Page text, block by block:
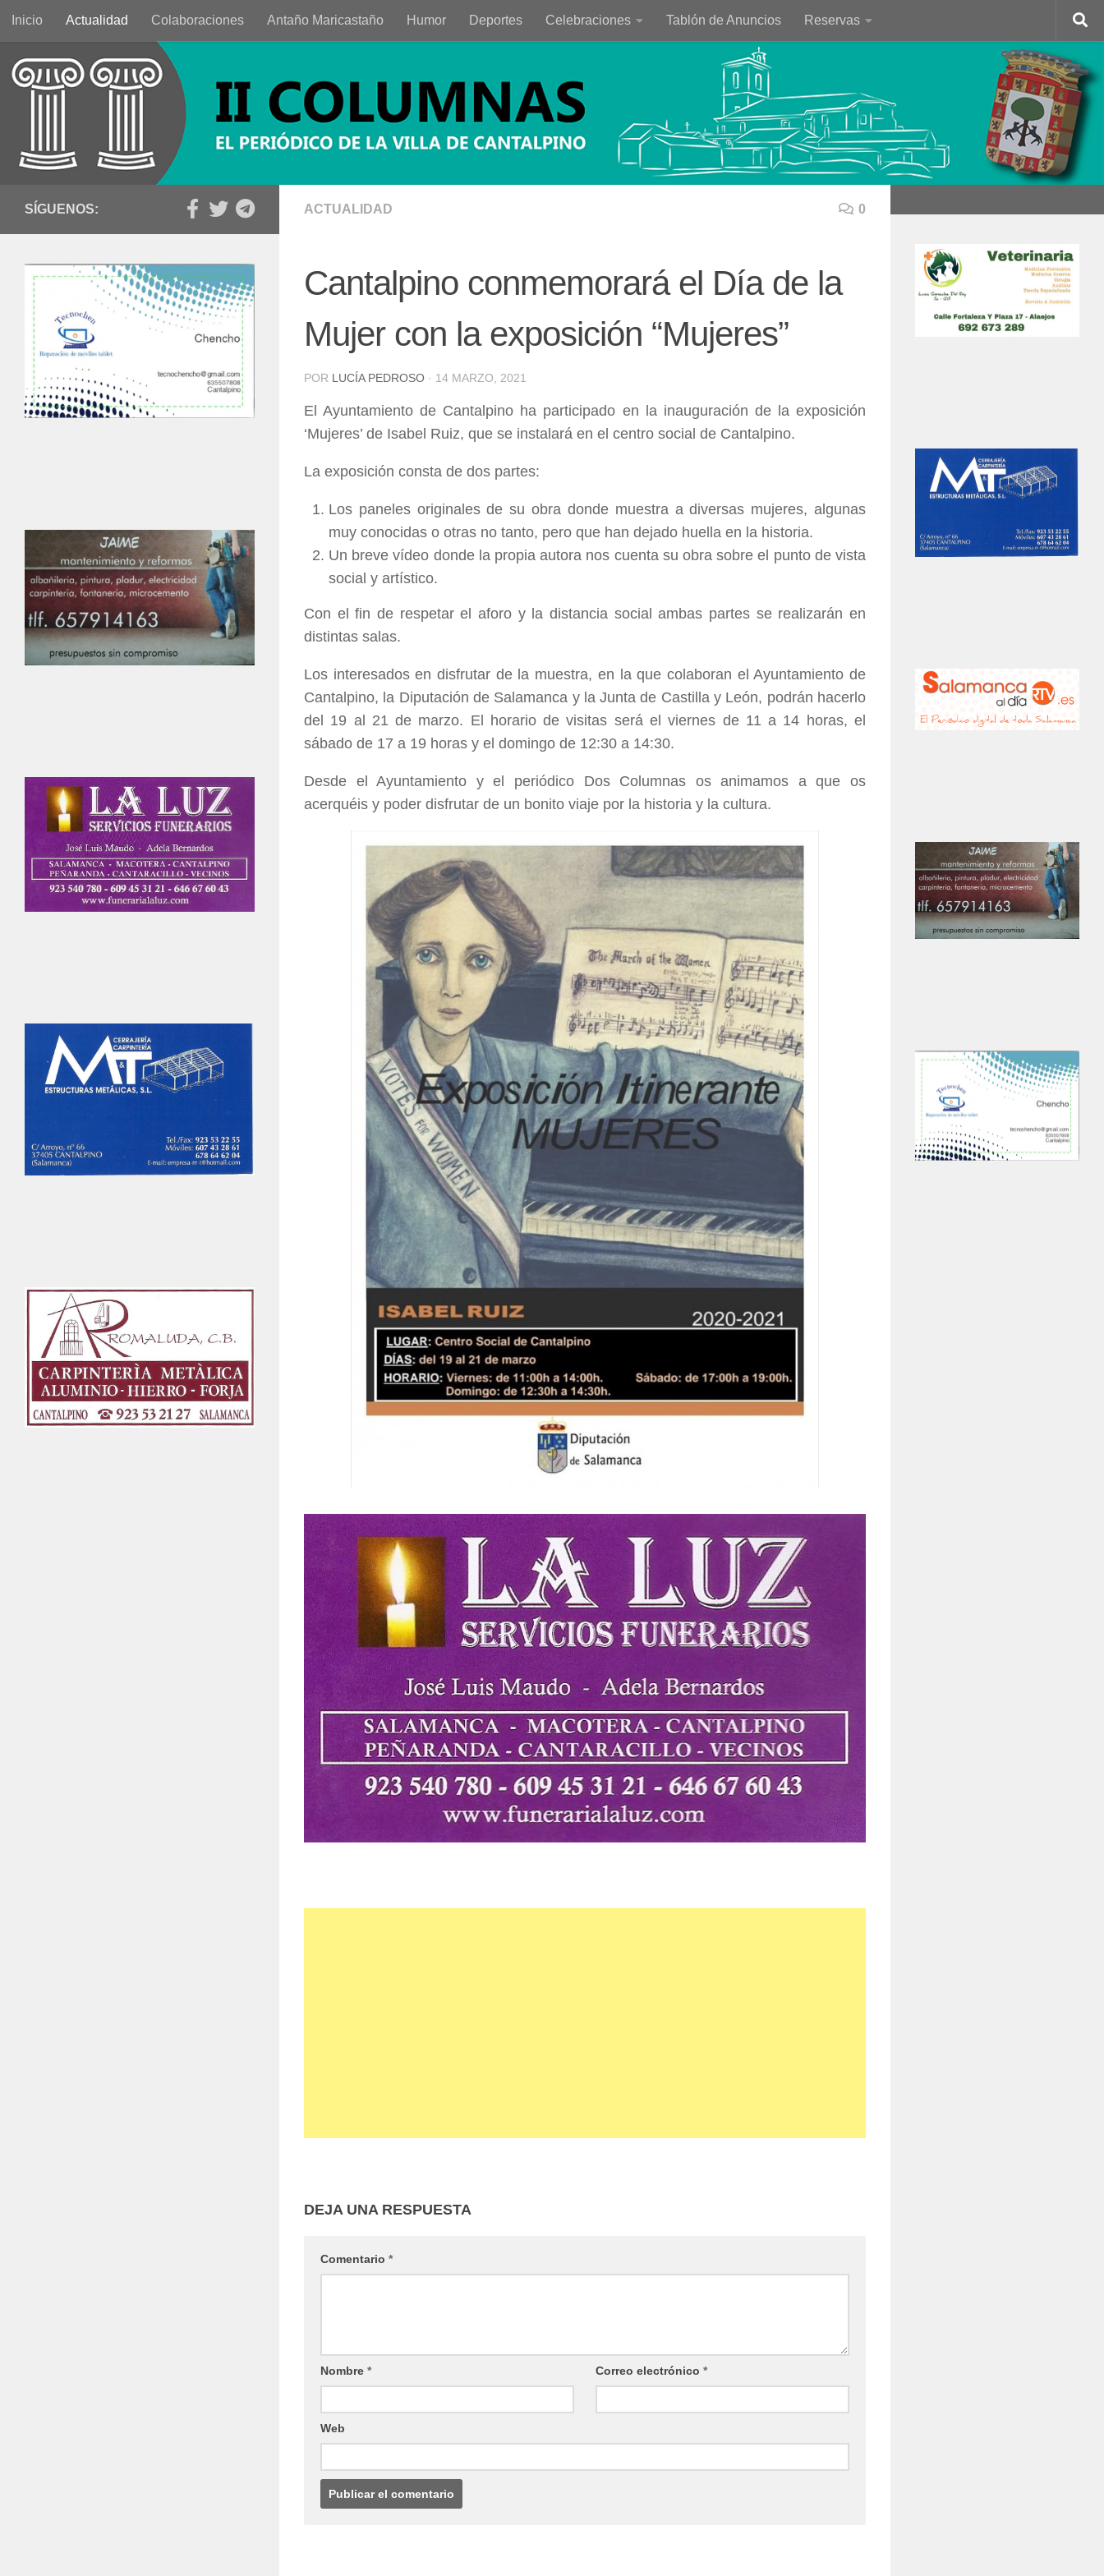
Saltar al contenido
Inicio Actualidad Colaboraciones Antaño Maricastaño Humor Deportes Celebraciones Tablón de Anuncios Reservas
ACTUALIDAD 0
Cantalpino conmemorará el Día de la
Mujer con la exposición “Mujeres”
POR LUCÍA PEDROSO · 14 MARZO, 2021
El Ayuntamiento de Cantalpino ha participado en la inauguración de la exposición
‘Mujeres’ de Isabel Ruiz, que se instalará en el centro social de Cantalpino.
La exposición consta de dos partes:
Los paneles originales de su obra donde muestra a diversas mujeres, algunas
muy conocidas o otras no tanto, pero que han dejado huella en la historia.
Un breve vídeo donde la propia autora nos cuenta su obra sobre el punto de vista
social y artístico.
Con el fin de respetar el aforo y la distancia social ambas partes se realizarán en
distintas salas.
Los interesados en disfrutar de la muestra, en la que colaboran el Ayuntamiento de
Cantalpino, la Diputación de Salamanca y la Junta de Castilla y León, podrán hacerlo
del 19 al 21 de marzo. El horario de visitas será el viernes de 11 a 14 horas, el
sábado de 17 a 19 horas y el domingo de 12:30 a 14:30.
Desde el Ayuntamiento y el periódico Dos Columnas os animamos a que os
acerquéis y poder disfrutar de un bonito viaje por la historia y la cultura.
DEJA UNA RESPUESTA
Comentario *
Nombre * Correo electrónico *
Web
SÍGUENOS: